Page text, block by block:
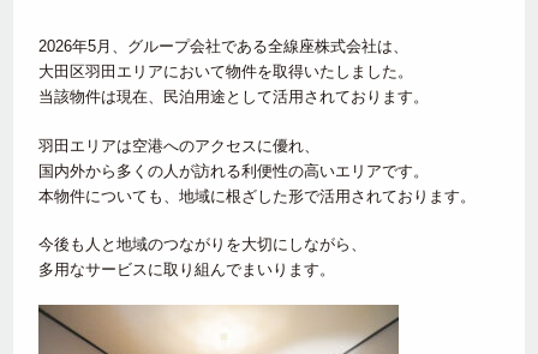
2026年5月、グループ会社である全線座株式会社は、
大田区羽田エリアにおいて物件を取得いたしました。
当該物件は現在、民泊用途として活用されております。
羽田エリアは空港へのアクセスに優れ、
国内外から多くの人が訪れる利便性の高いエリアです。
本物件についても、地域に根ざした形で活用されております。
今後も人と地域のつながりを大切にしながら、
多用なサービスに取り組んでまいります。